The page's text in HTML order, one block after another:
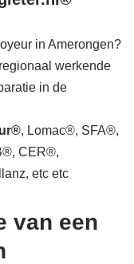
in Amerongen?
werkende
in de
, Lomac®, SFA®,
CER®,
etc etc
van een